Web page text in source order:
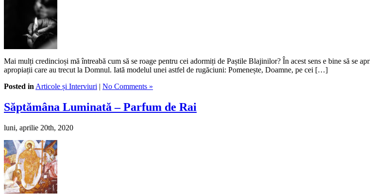
Mai mulți credincioși mă întreabă cum să se roage pentru cei adormiți de Paștile Blajinilor? În acest sens e bine să se
apropiații care au trecut la Domnul. Iată modelul unei astfel de rugăciuni: Pomenește, Doamne, pe cei […]
Posted inArticole și Interviuri | No Comments »
Săptămâna Luminată – Parfum de Rai
luni, aprilie 20th, 2020